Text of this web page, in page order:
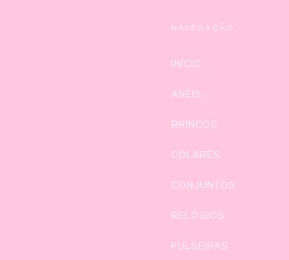
NAVEGAÇÃO
INÍCIO
ANÉIS
BRINCOS
COLARES
CONJUNTOS
RELÓGIOS
PULSEIRAS